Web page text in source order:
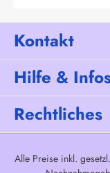
Kontakt
Hilfe &
Rechtliches
Alle Preise inkl.